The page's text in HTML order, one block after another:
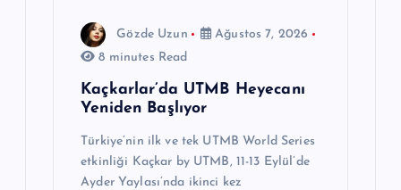
Gözde Uzun
Ağustos 7, 2026
8 minutes Read
Kaçkarlar’da UTMB Heyecanı
Yeniden Başlıyor
Türkiye’nin ilk ve tek UTMB World Series
etkinliği Kaçkar by UTMB, 11-13 Eylül’de
Ayder Yaylası’nda ikinci kez